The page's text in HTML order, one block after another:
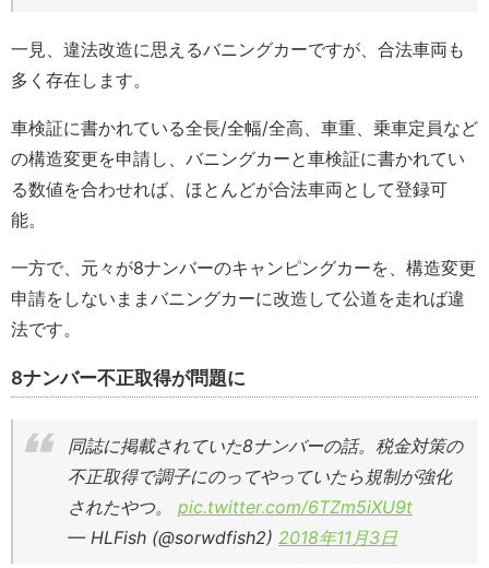
一見、違法改造に思えるバニングカーですが、合法車両も
多く存在します。
車検証に書かれている全長/全幅/全高、車重、乗車定員など
の構造変更を申請し、バニングカーと車検証に書かれてい
る数値を合わせれば、ほとんどが合法車両として登録可
能。
一方で、元々が8ナンバーのキャンピングカーを、構造変更
申請をしないままバニングカーに改造して公道を走れば違
法です。
8ナンバー不正取得が問題に
同誌に掲載されていた8ナンバーの話。税金対策の
不正取得で調子にのってやっていたら規制が強化
されたやつ。 pic.twitter.com/6TZm5iXU9t
— HLFish (@sorwdfish2) 2018年11月3日